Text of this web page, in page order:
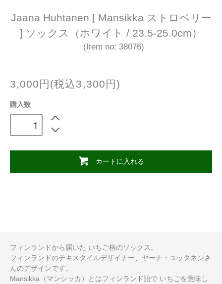
Jaana Huhtanen [ Mansikka ストロベリー
] ソックス（ホワイト / 23.5-25.0cm）
(Item no: 38076)
3,000円(税込3,300円)
購入数
カートに入れる
フィンランドから届いた いちご柄のソックス。
フィンランドのテキスタイルデザイナー、ヤーナ・ユッタネンさ
んのデザインです。
Mansikka（マンシッカ）とはフィンランド語で いちごを意味し